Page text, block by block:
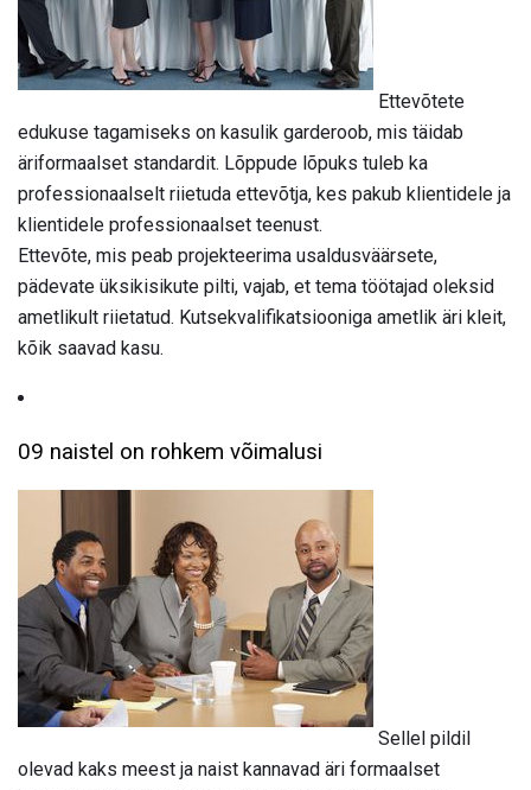
Ettevõtete
edukuse tagamiseks on kasulik garderoob, mis täidab
äriformaalset standardit. Lõppude lõpuks tuleb ka
professionaalselt riietuda ettevõtja, kes pakub klientidele ja
klientidele professionaalset teenust.
Ettevõte, mis peab projekteerima usaldusväärsete,
pädevate üksikisikute pilti, vajab, et tema töötajad oleksid
ametlikult riietatud. Kutsekvalifikatsiooniga ametlik äri kleit,
kõik saavad kasu.
09 naistel on rohkem võimalusi
Sellel pildil
olevad kaks meest ja naist kannavad äri formaalset